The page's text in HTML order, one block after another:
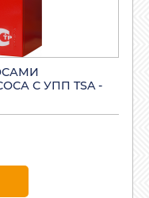
С УПП TSA -